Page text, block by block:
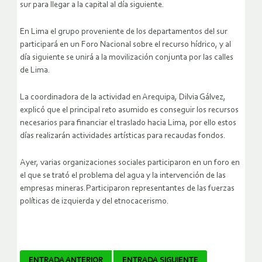
sur para llegar a la capital al día siguiente.
En Lima el grupo proveniente de los departamentos del sur
participará en un Foro Nacional sobre el recurso hídrico, y al
día siguiente se unirá a la movilización conjunta por las calles
de Lima.
La coordinadora de la actividad en Arequipa, Dilvia Gálvez,
explicó que el principal reto asumido es conseguir los recursos
necesarios para financiar el traslado hacia Lima, por ello estos
días realizarán actividades artísticas para recaudas fondos.
Ayer, varias organizaciones sociales participaron en un foro en
el que se trató el problema del agua y la intervención de las
empresas mineras.Participaron representantes de las fuerzas
políticas de izquierda y del etnocacerismo.